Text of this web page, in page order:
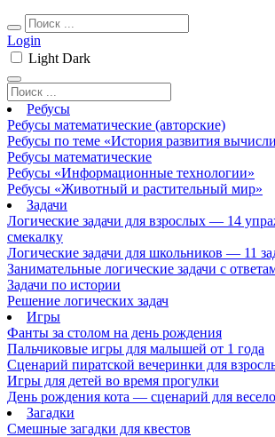
Login
Light Dark
Ребусы
Ребусы математические (авторские)
Ребусы по теме «История развития
Ребусы математические
Ребусы «Информационные технологии»
Ребусы «Животный и растительный мир»
Задачи
Логические задачи для взрослых — 14
смекалку
Логические задачи для школьников — 11
Занимательные логические задачи с
Задачи по истории
Решение логических задач
Игры
Фанты за столом на день рождения
Пальчиковые игры для малышей от 1 года
Сценарий пиратской вечеринки для
Игры для детей во время прогулки
День рождения кота — сценарий для
Загадки
Смешные загадки для квестов